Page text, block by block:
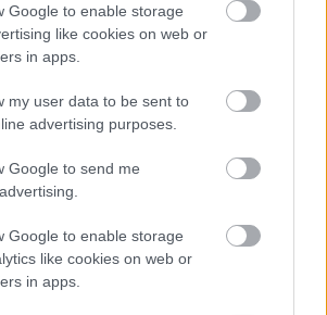
Google to enable storage
like cookies on web or
in apps.
my user data to be sent to
advertising purposes.
Google to send me
Google to enable storage
like cookies on web or
in apps.
yhteydessä asetukset
INTEGRAATIO